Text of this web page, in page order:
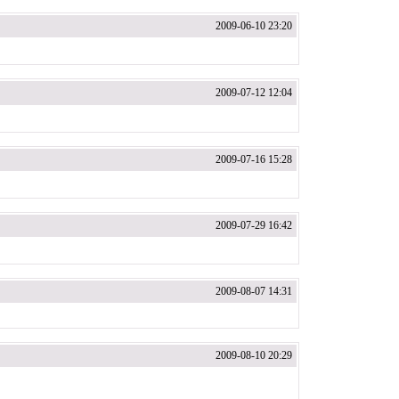
2009-06-10 23:20
2009-07-12 12:04
2009-07-16 15:28
2009-07-29 16:42
2009-08-07 14:31
2009-08-10 20:29